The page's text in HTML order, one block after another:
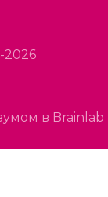
2026
в Brainlab